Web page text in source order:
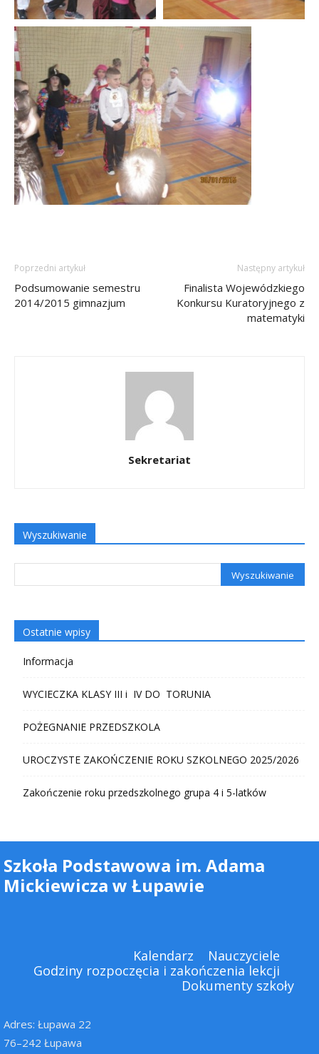
Poprzedni artykuł
Podsumowanie semestru
2014/2015 gimnazjum
Następny artykuł
Finalista Wojewódzkiego
Konkursu Kuratoryjnego z
matematyki
Sekretariat
Wyszukiwanie
Ostatnie wpisy
Informacja
WYCIECZKA KLASY III i IV DO TORUNIA
POŻEGNANIE PRZEDSZKOLA
UROCZYSTE ZAKOŃCZENIE ROKU SZKOLNEGO 2025/2026
Zakończenie roku przedszkolnego grupa 4 i 5-latków
Szkoła Podstawowa im. Adama
Mickiewicza w Łupawie
Kalendarz
Nauczyciele
Godziny rozpoczęcia i zakończenia lekcji
Dokumenty szkoły
Adres: Łupawa 22
76–242 Łupawa